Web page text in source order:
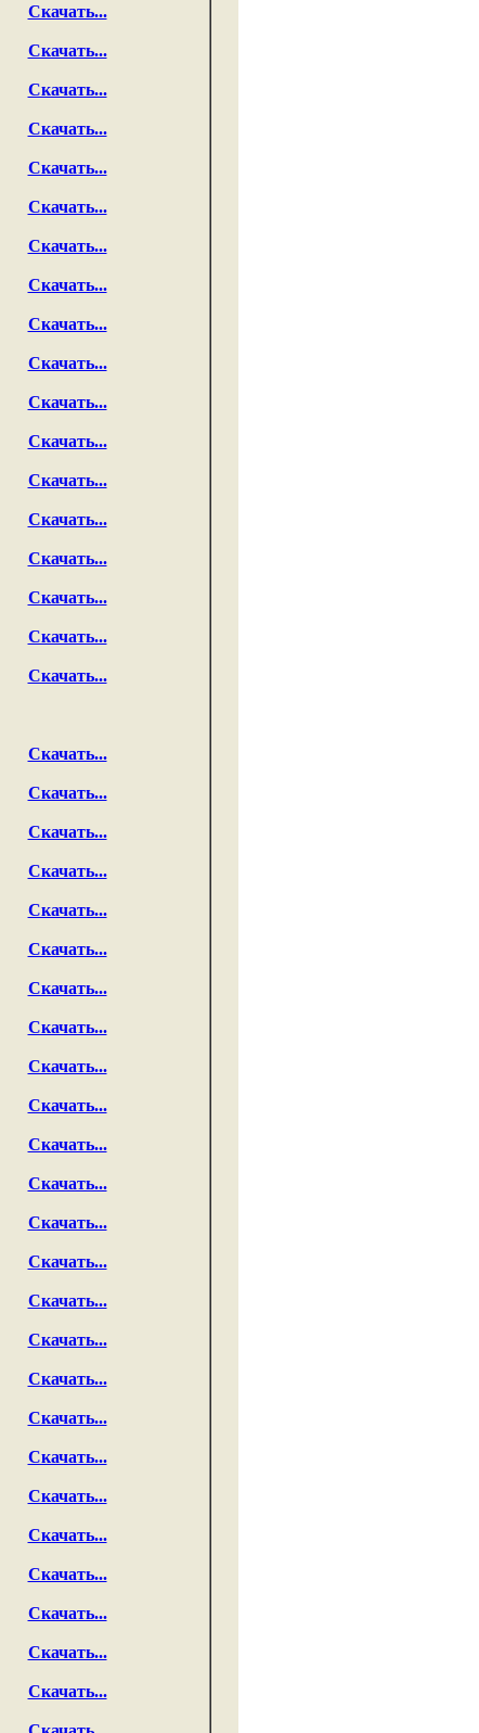
Скачать...
Скачать...
Скачать...
Скачать...
Скачать...
Скачать...
Скачать...
Скачать...
Скачать...
Скачать...
Скачать...
Скачать...
Скачать...
Скачать...
Скачать...
Скачать...
Скачать...
Скачать...
Скачать...
Скачать...
Скачать...
Скачать...
Скачать...
Скачать...
Скачать...
Скачать...
Скачать...
Скачать...
Скачать...
Скачать...
Скачать...
Скачать...
Скачать...
Скачать...
Скачать...
Скачать...
Скачать...
Скачать...
Скачать...
Скачать...
Скачать...
Скачать...
Скачать...